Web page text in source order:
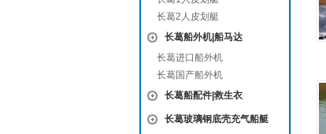
长葛2人皮划艇
长葛船外机|船马达
长葛进口船外机
长葛国产船外机
长葛船配件|救生衣
长葛玻璃钢底壳充气船艇